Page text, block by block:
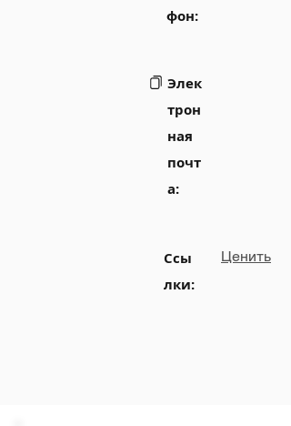
фон:
Элек
трон
ная
почт
а:
Ссы
лки:
Ценить